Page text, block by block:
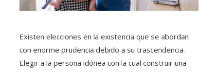
Existen elecciones en la existencia que se abordan
con enorme prudencia debido a su trascendencia.
Elegir a la persona idónea con la cual construir una